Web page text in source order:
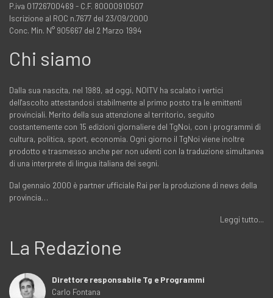
P.iva 01726700469 - C.F. 80000910507
Iscrizione al ROC n.7677 del 23/09/2000
Conc. Min. N° 905667 del 2 Marzo 1994
Chi siamo
Dalla sua nascita, nel 1989, ad oggi, NOITV ha scalato i vertici
dell'ascolto attestandosi stabilmente al primo posto tra le emittenti
provinciali. Merito della sua attenzione al territorio, seguito
costantemente con 15 edizioni giornaliere del TgNoi, con i programmi di
cultura, politica, sport, economia. Ogni giorno il TgNoi viene inoltre
prodotto e trasmesso anche per non udenti con la traduzione simultanea
di una interprete di lingua italiana dei segni.
Dal gennaio 2000 è partner ufficiale Rai per la produzione di news della
provincia…
Leggi tutto...
La Redazione
Direttore responsabile Tg e Programmi
Carlo Fontana